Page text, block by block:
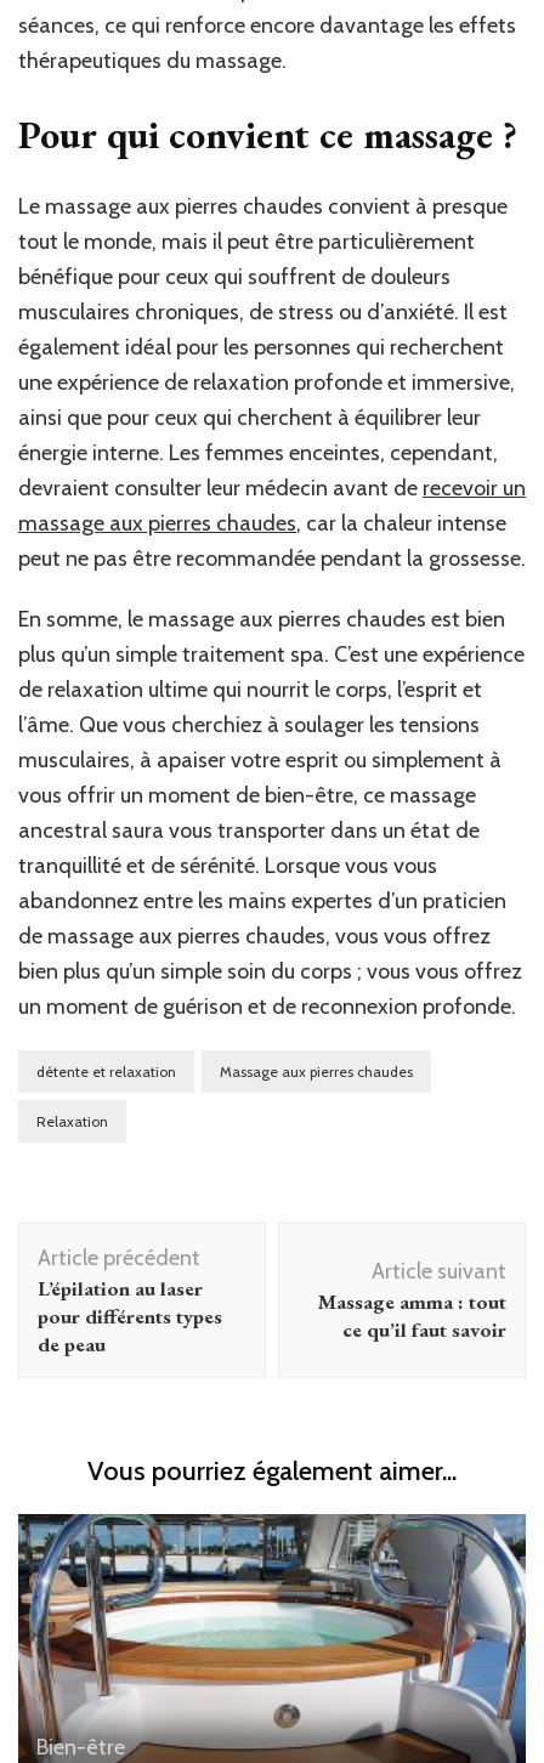
séances, ce qui renforce encore davantage les effets
thérapeutiques du massage.
Pour qui convient ce massage ?
Le massage aux pierres chaudes convient à presque
tout le monde, mais il peut être particulièrement
bénéfique pour ceux qui souffrent de douleurs
musculaires chroniques, de stress ou d’anxiété. Il est
également idéal pour les personnes qui recherchent
une expérience de relaxation profonde et immersive,
ainsi que pour ceux qui cherchent à équilibrer leur
énergie interne. Les femmes enceintes, cependant,
devraient consulter leur médecin avant de recevoir un
massage aux pierres chaudes, car la chaleur intense
peut ne pas être recommandée pendant la grossesse.
En somme, le massage aux pierres chaudes est bien
plus qu’un simple traitement spa. C’est une expérience
de relaxation ultime qui nourrit le corps, l’esprit et
l’âme. Que vous cherchiez à soulager les tensions
musculaires, à apaiser votre esprit ou simplement à
vous offrir un moment de bien-être, ce massage
ancestral saura vous transporter dans un état de
tranquillité et de sérénité. Lorsque vous vous
abandonnez entre les mains expertes d’un praticien
de massage aux pierres chaudes, vous vous offrez
bien plus qu’un simple soin du corps ; vous vous offrez
un moment de guérison et de reconnexion profonde.
détente et relaxation Massage aux pierres chaudes
Relaxation
Navigation
d'article
Article précédent
L’épilation au laser
pour différents types
de peau
Article suivant
Massage amma : tout
ce qu’il faut savoir
Vous pourriez également aimer...
Bien-être